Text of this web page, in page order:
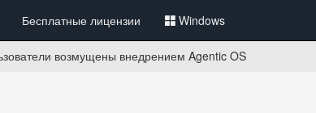
Бесплатные лицензии Windows
возмущены внедрением Agentic OS